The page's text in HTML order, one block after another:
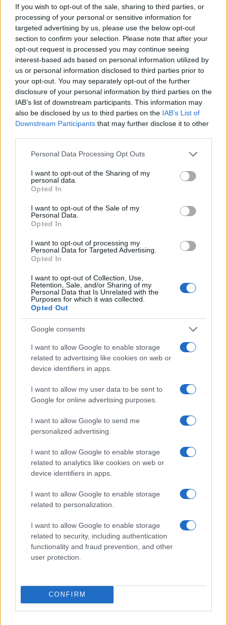
If you wish to opt-out of the sale, sharing to third parties, or
processing of your personal or sensitive information for
targeted advertising by us, please use the below opt-out
section to confirm your selection. Please note that after your
opt-out request is processed you may continue seeing
interest-based ads based on personal information utilized by
us or personal information disclosed to third parties prior to
your opt-out. You may separately opt-out of the further
disclosure of your personal information by third parties on the
IAB’s list of downstream participants. This information may
also be disclosed by us to third parties on the IAB’s List of
Downstream Participants that may further disclose it to other
Please note that this website/app uses one or more Google
not limited to your visit or usage behaviour. You may click to
grant or deny consent to Google and its third-party tags to
use your data for below specified purposes in below Google
consent section.
Personal Data Processing Opt Outs
I want to opt-out of the Sharing of my
personal data.
Opted In
I want to opt-out of the Sale of my
Personal Data.
Opted In
I want to opt-out of processing my
Personal Data for Targeted Advertising.
Opted In
I want to opt-out of Collection, Use,
Retention, Sale, and/or Sharing of my
Personal Data that Is Unrelated with the
Purposes for which it was collected.
Opted Out
Google consents
I want to allow Google to enable storage
related to advertising like cookies on web or
device identifiers in apps.
I want to allow my user data to be sent to
Google for online advertising purposes.
I want to allow Google to send me
personalized advertising.
I want to allow Google to enable storage
related to analytics like cookies on web or
device identifiers in apps.
I want to allow Google to enable storage
related to personalization.
I want to allow Google to enable storage
related to security, including authentication
functionality and fraud prevention, and other
user protection.
CONFIRM
κατευθυνόμενης βόμβας GBU-75 που
φθάνει τα 600 χιλιόμετρα
10:20
ΗΠΑ: Πώληση βλημάτων πυροβολικού
M795 των 155 χιλ. στη Νορβηγία έναντι
$270 εκατ.
10:09
Ο Αμπελάρδο ντε λα Εσπριέγια
ορκίστηκε πρόεδρος της Κολομβίας
Η Ισπανία επαναφέρει προσωρινά τους
συνοριακούς ελέγχους για όσους
ταξιδεύουν από την Ιταλία
09:25
ΑΝΑΛΥΣΗ: Η Ευρώπη χτίζει τον δικό
της πολυεπίπεδο «Θόλο» αεράμυνας – οι
Μη επανδρωμένα επιφανείας Magura
εξαπέλυσαν drones κατά ρωσικών
ραντάρ στην Κριμαία – βίντεο
Διαβάστε περισσότερα